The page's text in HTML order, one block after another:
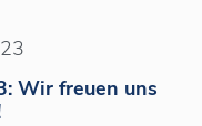
Wir freuen uns